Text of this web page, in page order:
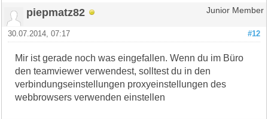
piepmatz82 Junior Member
#12
30.07.2014, 07:17
Mir ist gerade noch was eingefallen. Wenn du im Büro
den teamviewer verwendest, solltest du in den
verbindungseinstellungen proxyeinstellungen des
webbrowsers verwenden einstellen